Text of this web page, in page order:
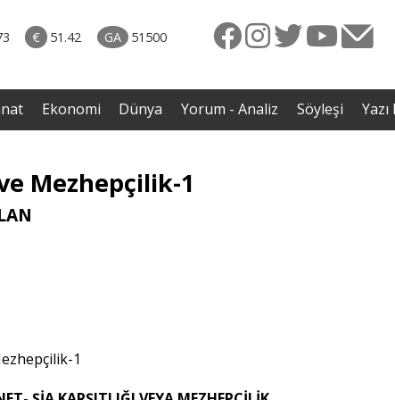
€ 51.42 GA 51500
• Sırbistan’dan Theodor Herzl’in babaannesi ile
dedesine devlet töreni
Ekonomi Dünya Yorum - Analiz Söyleşi
Mezhepçilik-1